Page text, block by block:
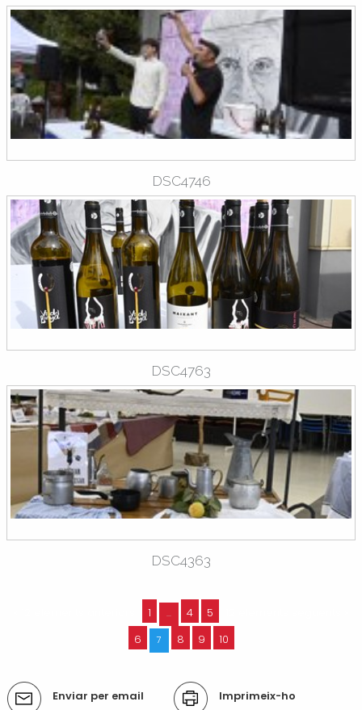
DSC4746
DSC4763
DSC4363
1 ... 4
5
6
7 8 9 10
Accions
Enviar per email Imprimeix-ho